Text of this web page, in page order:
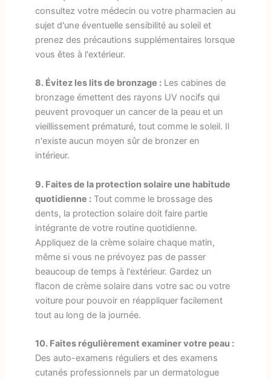
consultez votre médecin ou votre pharmacien au
sujet d'une éventuelle sensibilité au soleil et
prenez des précautions supplémentaires lorsque
vous êtes à l'extérieur.
8. Évitez les lits de bronzage :Les cabines de
bronzage émettent des rayons UV nocifs qui
peuvent provoquer un cancer de la peau et un
vieillissement prématuré, tout comme le soleil. Il
n'existe aucun moyen sûr de bronzer en
intérieur.
9. Faites de la protection solaire une habitude
quotidienne :Tout comme le brossage des
dents, la protection solaire doit faire partie
intégrante de votre routine quotidienne.
Appliquez de la crème solaire chaque matin,
même si vous ne prévoyez pas de passer
beaucoup de temps à l'extérieur. Gardez un
flacon de crème solaire dans votre sac ou votre
voiture pour pouvoir en réappliquer facilement
tout au long de la journée.
10. Faites régulièrement examiner votre peau :
Des auto-examens réguliers et des examens
cutanés professionnels par un dermatologue